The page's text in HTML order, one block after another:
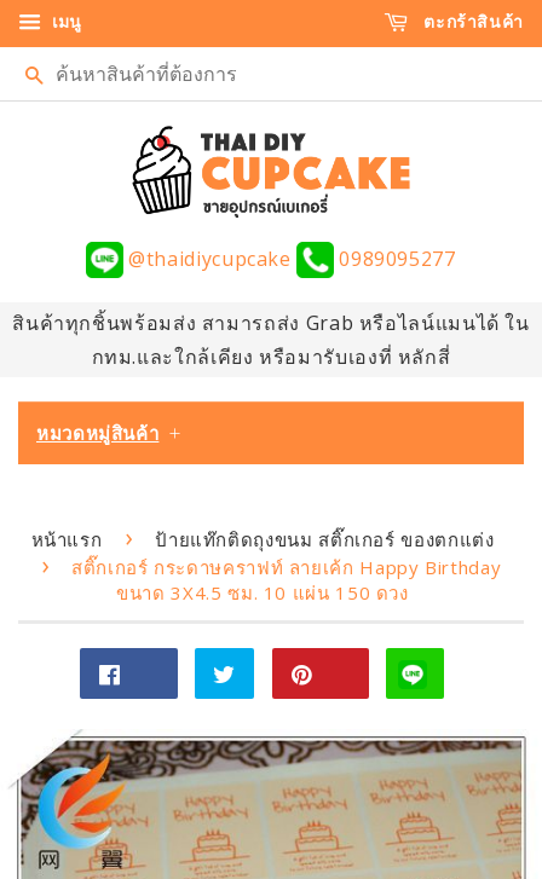
เมนู ตะกร้าสินค้า
ค้นหา
@thaidiycupcake 0989095277
สินค้าทุกชิ้นพร้อมส่ง สามารถส่ง Grab หรือไลน์แมนได้ ใน
กทม.และใกล้เคียง หรือมารับเองที่ หลักสี่
หมวดหมู่สินค้า
หน้าแรก › ป้ายแท๊กติดถุงขนม สติ๊กเกอร์ ของตกแต่ง
›
สติ๊กเกอร์ กระดาษคราฟท์ ลายเค้ก Happy Birthday
ขนาด 3X4.5 ซม. 10 แผ่น 150 ดวง
ไป
ตไป
ต
เตอร์
on